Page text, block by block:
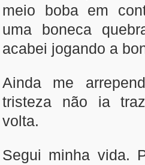
meio boba em
uma boneca
acabei jogando a
Ainda me
tristeza não ia
volta.
Segui minha vida.